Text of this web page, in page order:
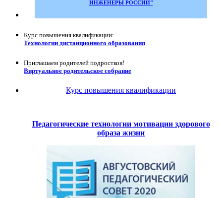
ИНЖЕНЕРЫ РОССИИ"
Курс повышения квалификации:
Технологии дистанционного образования
Приглашаем родителей подростков!
Виртуальное родительское собрание
Курс повышения квалификации
Педагогические технологии мотивации здорового
образа жизни